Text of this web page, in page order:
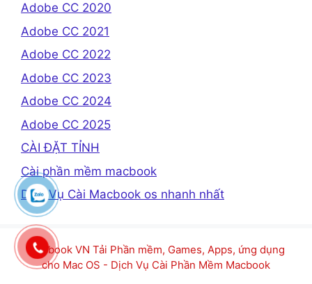
Adobe CC 2020
Adobe CC 2021
Adobe CC 2022
Adobe CC 2023
Adobe CC 2024
Adobe CC 2025
CÀI ĐẶT TỈNH
Cài phần mềm macbook
Dịch Vụ Cài Macbook os nhanh nhất
Macbook VN Tải Phần mềm, Games, Apps, ứng dụng
cho Mac OS - Dịch Vụ Cài Phần Mềm Macbook